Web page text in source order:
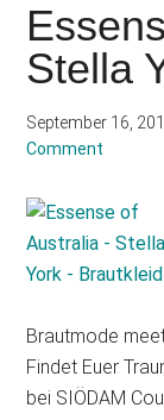
Stella
September 16,
Comment
Brautmode
Findet Euer
bei SIÖDAM